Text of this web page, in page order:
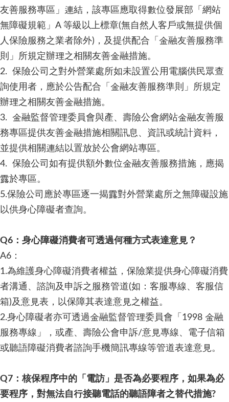
友善服務專區」連結，該專區應取得數位發展部「網站
無障礙規範」A 等級以上標章(無自然人客戶或無提供個
人保險服務之業者除外)，及提供配合「金融友善服務準
則」所規定辦理之相關友善金融措施。
2. 保險公司之對外營業處所如未設置公用電腦供民眾查
詢使用者，應於公告配合「金融友善服務準則」所規定
辦理之相關友善金融措施。
3. 金融監督管理委員會與產、壽險公會網站金融友善服
務專區提供友善金融措施相關訊息、資訊或統計資料，
並提供相關連結以置放於公會網站專區。
4. 保險公司如有提供額外數位金融友善服務措施，應揭
露於專區。
5.保險公司應於專區逐一揭露對外營業處所之無障礙設施
以供身心障礙者查詢。
Q6：身心障礙消費者可透過何種方式表達意見？
A6：
1.為維護身心障礙消費者權益，保險業提供身心障礙消費
者溝通、諮詢及申訴之服務管道(如：客服專線、客服信
箱)及意見表，以保障其表達意見之權益。
2.身心障礙者亦可透過金融監督管理委員會「1998 金融
服務專線」，或產、壽險公會申訴/意見專線、電子信箱
或聽語障礙消費者諮詢手機簡訊專線等管道表達意見。
Q7：核保程序中的「電訪」是否為必要程序，如果為必
要程序，對無法自行接聽電話的聽語障者之替代措施?